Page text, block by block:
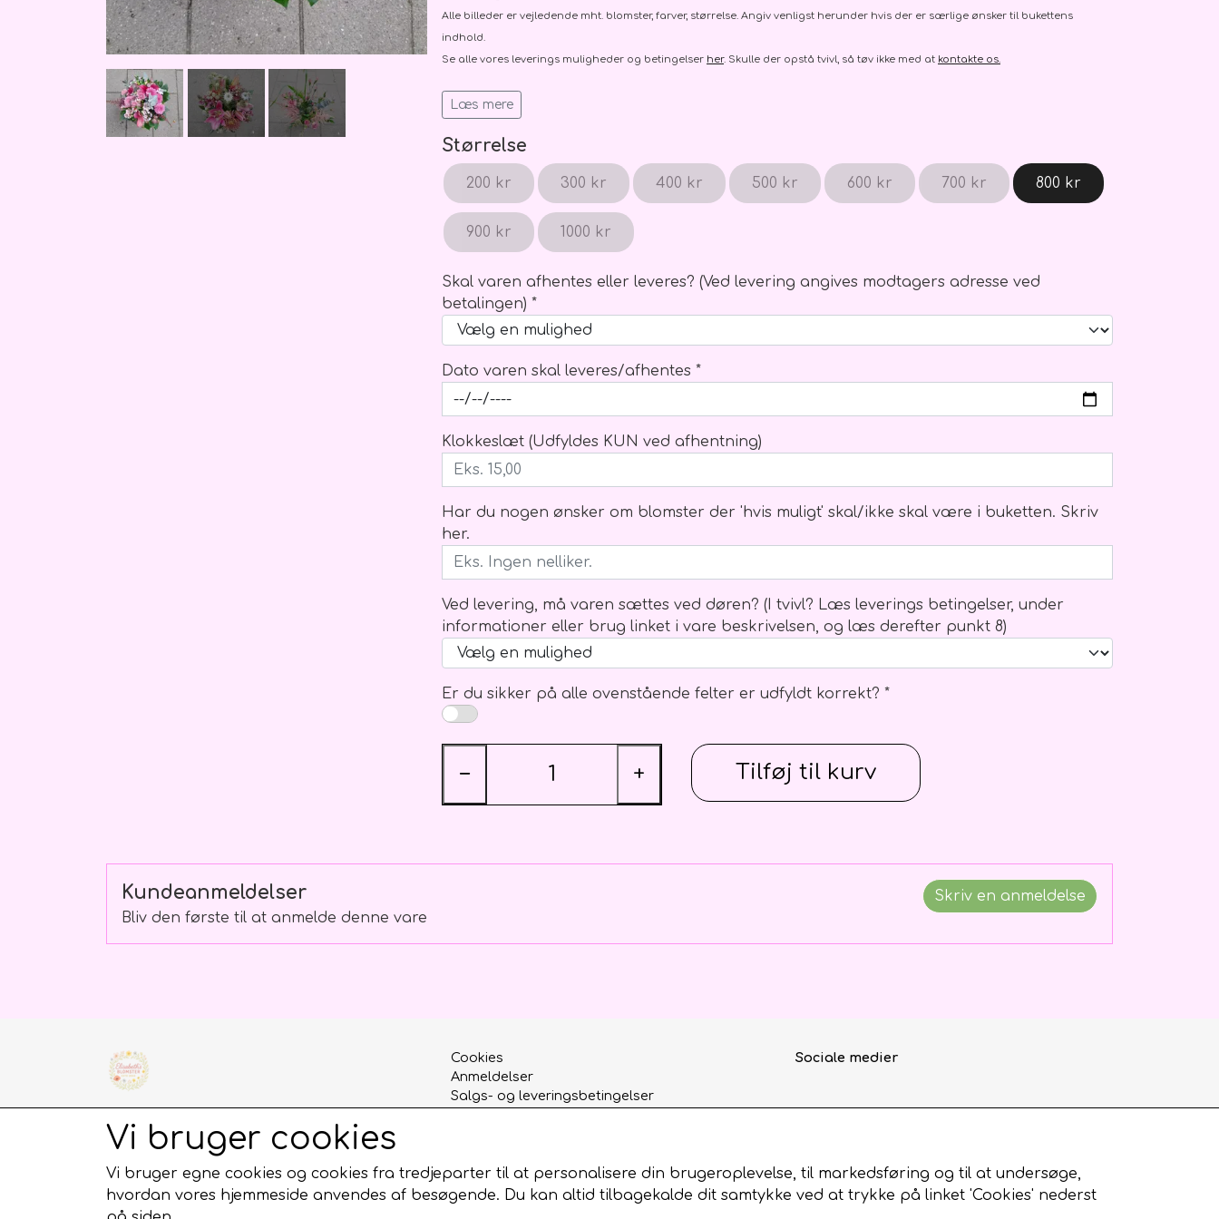
Buket skilte
Bamser
Ballon
Kondolenceblomster, kort mv.
Kort
Bånd
Bårebuketter
Båredekorationer
Kranse
Hjerter fyldte
Hjerter åbne
Kistepynt
Brudebuket
Brudgom
Kranse Balloner
Ballon buket
Balloner m. tekst/motiv/figur
Balloner u. tekst
Træ skilte og ophæng
Rejsegilde Blomster Abonnementer
Alle billeder er vejledende mht. blomster, farver, størrelse. Angiv venligst herunder hvis der er særlige ønsker til bukettens
indhold.
Se alle vores leverings muligheder og betingelser her. Skulle der opstå tvivl, så tøv ikke med at kontakte os.
Læs mere
Størrelse
200 kr 300 kr 400 kr 500 kr 600 kr 700 kr 800 kr
900 kr 1000 kr
Skal varen afhentes eller leveres? (Ved levering angives modtagers adresse ved
betalingen) *
Dato varen skal leveres/afhentes *
Klokkeslæt (Udfyldes KUN ved afhentning)
Har du nogen ønsker om blomster der 'hvis muligt' skal/ikke skal være i buketten. Skriv
her.
Ved levering, må varen sættes ved døren? (I tvivl? Læs leverings betingelser, under
informationer eller brug linket i vare beskrivelsen, og læs derefter punkt 8)
Er du sikker på alle ovenstående felter er udfyldt korrekt? *
− + Tilføj til kurv
Skriv en anmeldelse
Kundeanmeldelser
Bliv den første til at anmelde denne vare
Paludan Müllersvej 57
Telefon: 87390390
CVR: 38506927
Mail:Kontakt@elisabethsblomster.dk
Cookies
Anmeldelser
Salgs- og leveringsbetingelser
Sociale medier
Vi bruger cookies
Vi bruger egne cookies og cookies fra tredjeparter til at personalisere din brugeroplevelse, til markedsføring og til at undersøge,
hvordan vores hjemmeside anvendes af besøgende. Du kan altid tilbagekalde dit samtykke ved at trykke på linket 'Cookies' nederst